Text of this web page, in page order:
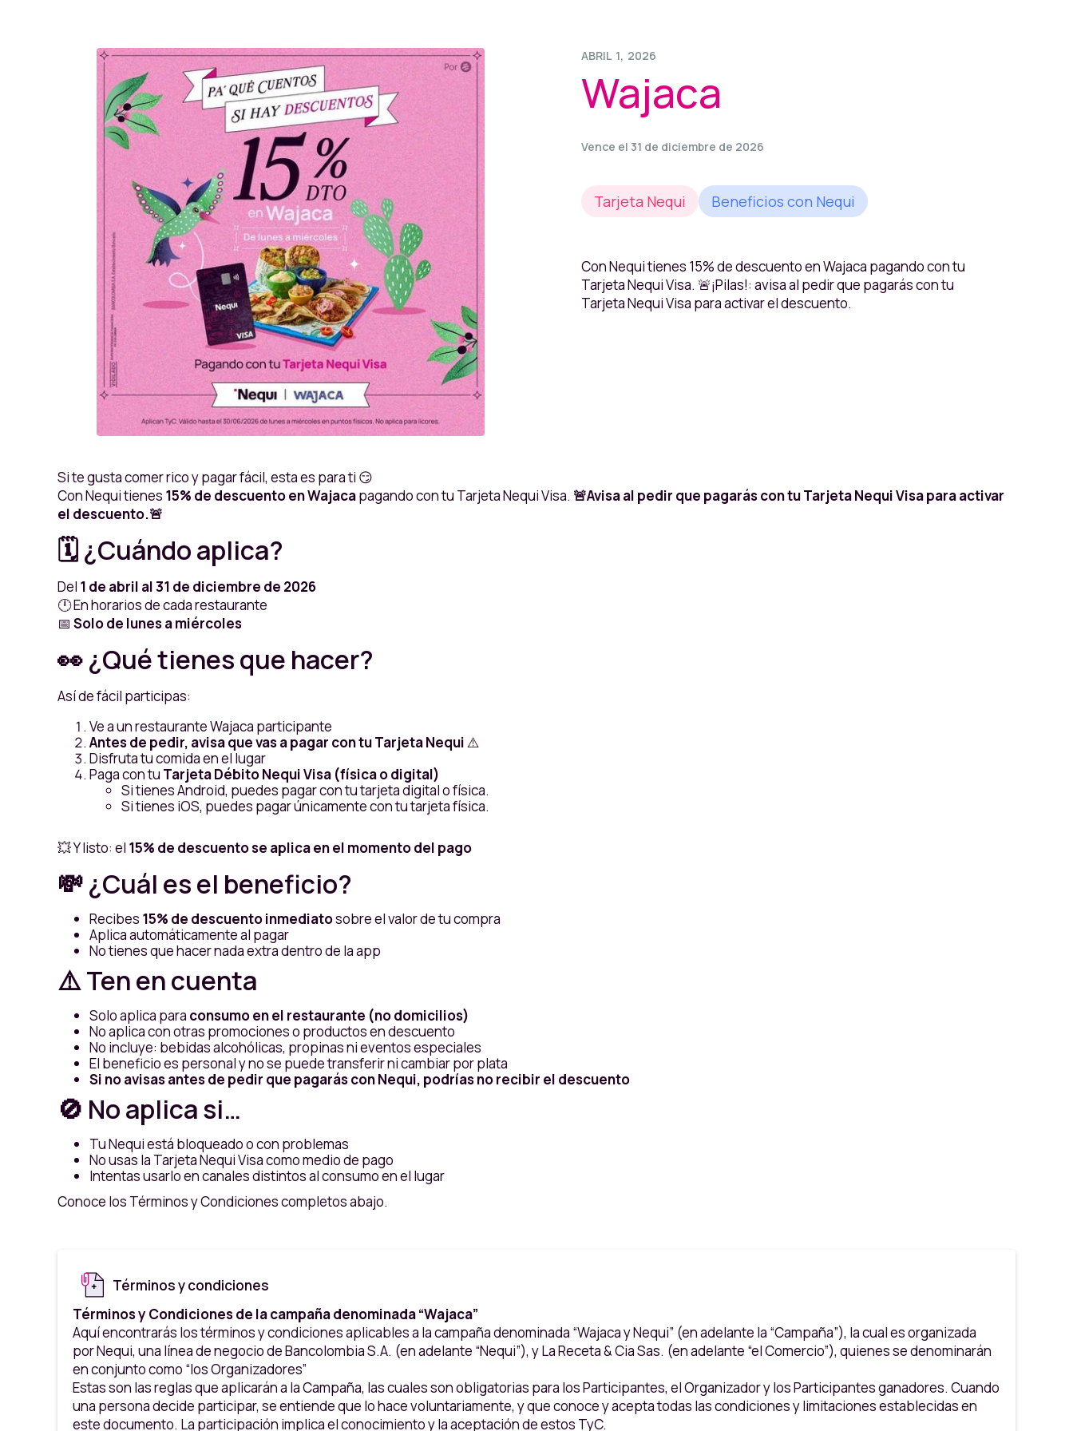
ABRIL 1, 2026
Wajaca
Vence el 31 de diciembre de 2026
Tarjeta Nequi Beneficios con Nequi
Con Nequi tienes 15% de descuento en Wajaca pagando con tu
Tarjeta Nequi Visa. 🚨¡Pilas!: avisa al pedir que pagarás con tu
Tarjeta Nequi Visa para activar el descuento.
Si te gusta comer rico y pagar fácil, esta es para ti 😏
Con Nequi tienes 15% de descuento en Wajacapagando con tu Tarjeta Nequi Visa. 🚨Avisa al pedir que pagarás con tu Tarjeta Nequi Visa para activar
el descuento.🚨
🗓️ ¿Cuándo aplica?
Del 1 de abril al 31 de diciembre de 2026
🕛 En horarios de cada restaurante
📅 Solo de lunes a miércoles
👀 ¿Qué tienes que hacer?
Así de fácil participas:
Ve a un restaurante Wajaca participante
Antes de pedir, avisa que vas a pagar con tu Tarjeta Nequi⚠️
Disfruta tu comida en el lugar
Paga con tu Tarjeta Débito Nequi Visa (física o digital)
Si tienes Android, puedes pagar con tu tarjeta digital o física.
Si tienes iOS, puedes pagar únicamente con tu tarjeta física.
💥 Y listo: el 15% de descuento se aplica en el momento del pago
💸 ¿Cuál es el beneficio?
Recibes 15% de descuento inmediatosobre el valor de tu compra
Aplica automáticamente al pagar
No tienes que hacer nada extra dentro de la app
⚠️ Ten en cuenta
Solo aplica para consumo en el restaurante (no domicilios)
No aplica con otras promociones o productos en descuento
No incluye: bebidas alcohólicas, propinas ni eventos especiales
El beneficio es personal y no se puede transferir ni cambiar por plata
Si no avisas antes de pedir que pagarás con Nequi, podrías no recibir el descuento
🚫 No aplica si…
Tu Nequi está bloqueado o con problemas
No usas la Tarjeta Nequi Visa como medio de pago
Intentas usarlo en canales distintos al consumo en el lugar
Conoce los Términos y Condiciones completos abajo.
Términos y condiciones
Términos y Condiciones de la campaña denominada “Wajaca”
Aquí encontrarás los términos y condiciones aplicables a la campaña denominada “Wajaca y Nequi” (en adelante la “Campaña”), la cual es organizada
por Nequi, una línea de negocio de Bancolombia S.A. (en adelante “Nequi”), y La Receta & Cia Sas. (en adelante “el Comercio”), quienes se denominarán
en conjunto como “los Organizadores”
Estas son las reglas que aplicarán a la Campaña, las cuales son obligatorias para los Participantes, el Organizador y los Participantes ganadores. Cuando
una persona decide participar, se entiende que lo hace voluntariamente, y que conoce y acepta todas las condiciones y limitaciones establecidas en
este documento. La participación implica el conocimiento y la aceptación de estos TyC.